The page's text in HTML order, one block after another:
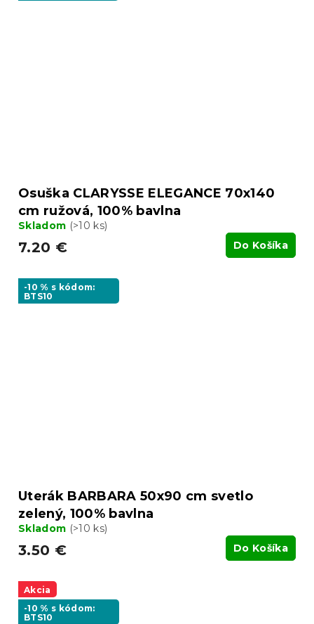
Osuška CLARYSSE ELEGANCE 70x140
cm ružová, 100% bavlna
Skladom (>10 ks)
7.20 € Do Košíka
-10 % s kódom:
BTS10
Uterák BARBARA 50x90 cm svetlo
zelený, 100% bavlna
Skladom (>10 ks)
3.50 € Do Košíka
Akcia
-10 % s kódom:
BTS10